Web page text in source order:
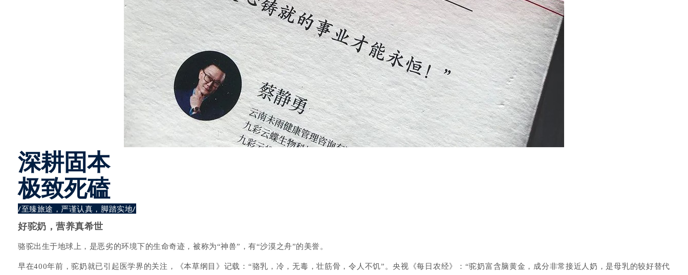
深耕固本
极致死磕
/至臻旅途，严谨认真，脚踏实地/
好驼奶，营养真希世
骆驼出生于地球上，是恶劣的环境下的生命奇迹，被称为“神兽”，有“沙漠之舟”的美誉。
早在400年前，驼奶就已引起医学界的关注，《本草纲目》记载： “骆乳，冷，无毒，壮筋骨，令人不饥”。央视《每日农经》： “驼奶富含脑黄金，成分非常接近人奶，是母乳的较好替代